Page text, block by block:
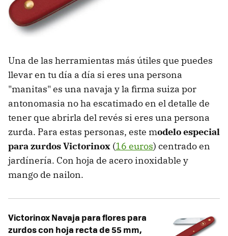
Una de las herramientas más útiles que puedes
llevar en tu día a día si eres una persona
"manitas" es una navaja y la firma suiza por
antonomasia no ha escatimado en el detalle de
tener que abrirla del revés si eres una persona
zurda. Para estas personas, este modelo especial
para zurdos Victorinox (16 euros) centrado en
jardínería. Con hoja de acero inoxidable y
mango de nailon.
Victorinox Navaja para flores para
zurdos con hoja recta de 55 mm,